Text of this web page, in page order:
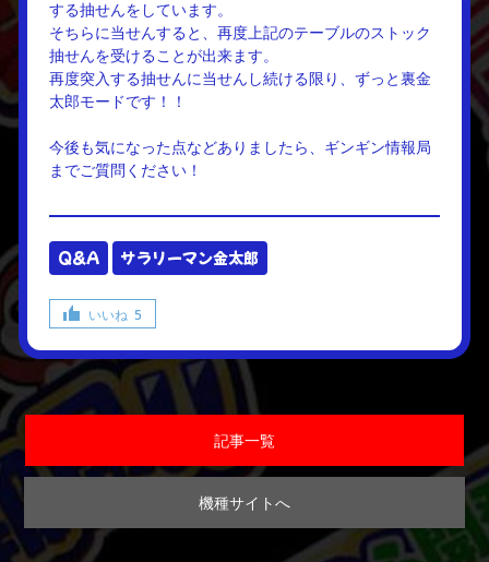
する抽せんをしています。
そちらに当せんすると、再度上記のテーブルのストック
抽せんを受けることが出来ます。
再度突入する抽せんに当せんし続ける限り、ずっと裏金
太郎モードです！！
今後も気になった点などありましたら、ギンギン情報局
までご質問ください！
Q&A サラリーマン金太郎
いいね 5
記事一覧
機種サイトへ